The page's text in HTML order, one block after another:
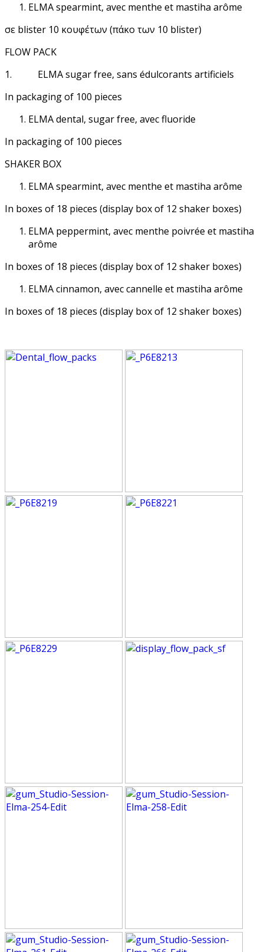
ELMA spearmint, avec menthe et mastiha arôme
σε blister 10 κουφέτων (πάκο των 10 blister)
FLOW PACK
1. ΕLMA sugar free, sans édulcorants artificiels
In packaging of 100 pieces
ELMA dental, sugar free, avec fluoride
In packaging of 100 pieces
SHAKER BOX
ELMA spearmint, avec menthe et mastiha arôme
In boxes of 18 pieces (display box of 12 shaker boxes)
ELMA peppermint, avec menthe poivrée et mastiha
arôme
In boxes of 18 pieces (display box of 12 shaker boxes)
ELMA cinnamon, avec cannelle et mastiha arôme
In boxes of 18 pieces (display box of 12 shaker boxes)